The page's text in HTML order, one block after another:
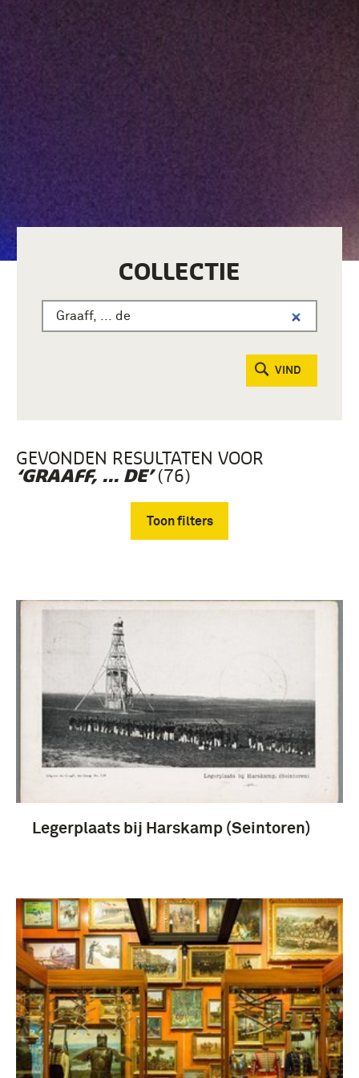
COLLECTIE
VIND
GEVONDEN RESULTATEN VOOR
‘GRAAFF, ... DE’(76)
Toon filters
boek (43)
rapport (5)
Fotografisch materiaal (5)
Gebruiksgrafiek (3)
Indonesische onafhankelijkheidsstrijd (1945-
1949) (10)
1901-1950 (7)
politionele actie (4)
Meer
Legerplaats bij Harskamp (Seintoren)